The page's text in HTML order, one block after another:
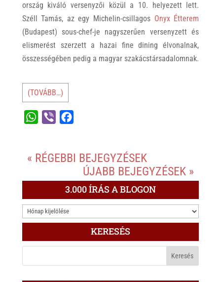
ország kiváló versenyzői közül a 10. helyezett lett.
Széll Tamás, az egy Michelin-csillagos Onyx Étterem
(Budapest) sous-chef-je nagyszerűen versenyzett és
elismerést szerzett a hazai fine dining élvonalnak,
összességében pedig a magyar szakácstársadalomnak.
(TOVÁBB…)
t
p
p
e
o
o
« RÉGEBBI BEJEGYZÉSEK
ÚJABB BEJEGYZÉSEK »
3.000 ÍRÁS A BLOGON
3.000
ÍRÁS
BLOGON
KERESÉS